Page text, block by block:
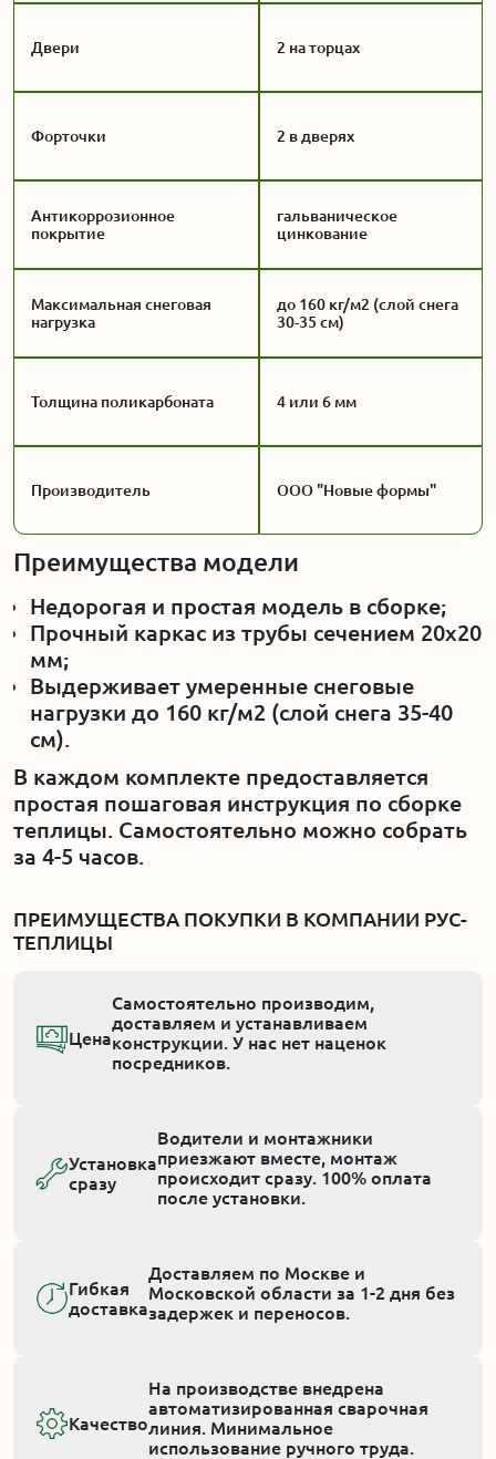
Двери 2 на торцах
Форточки 2 в дверях
Антикоррозионное
покрытие
гальваническое
цинкование
Максимальная снеговая
нагрузка
до 160 кг/м2 (слой снега
30-35 см)
Толщина поликарбоната 4 или 6 мм
Производитель ООО "Новые формы"
Преимущества модели
Недорогая и простая модель в сборке;
Прочный каркас из трубы сечением 20x20
мм;
Выдерживает умеренные снеговые
нагрузки до 160 кг/м2 (слой снега 35-40
см).
В каждом комплекте предоставляется
простая пошаговая инструкция по сборке
теплицы. Самостоятельно можно собрать
за 4-5 часов.
ПРЕИМУЩЕСТВА ПОКУПКИ В КОМПАНИИ РУС-
ТЕПЛИЦЫ
Цена
Самостоятельно производим,
доставляем и устанавливаем
конструкции. У нас нет наценок
посредников.
Установка
сразу
Водители и монтажники
приезжают вместе, монтаж
происходит сразу. 100% оплата
после установки.
Гибкая
доставка
Доставляем по Москве и
Московской области за 1-2 дня без
задержек и переносов.
Качество
На производстве внедрена
автоматизированная сварочная
линия. Минимальное
использование ручного труда.